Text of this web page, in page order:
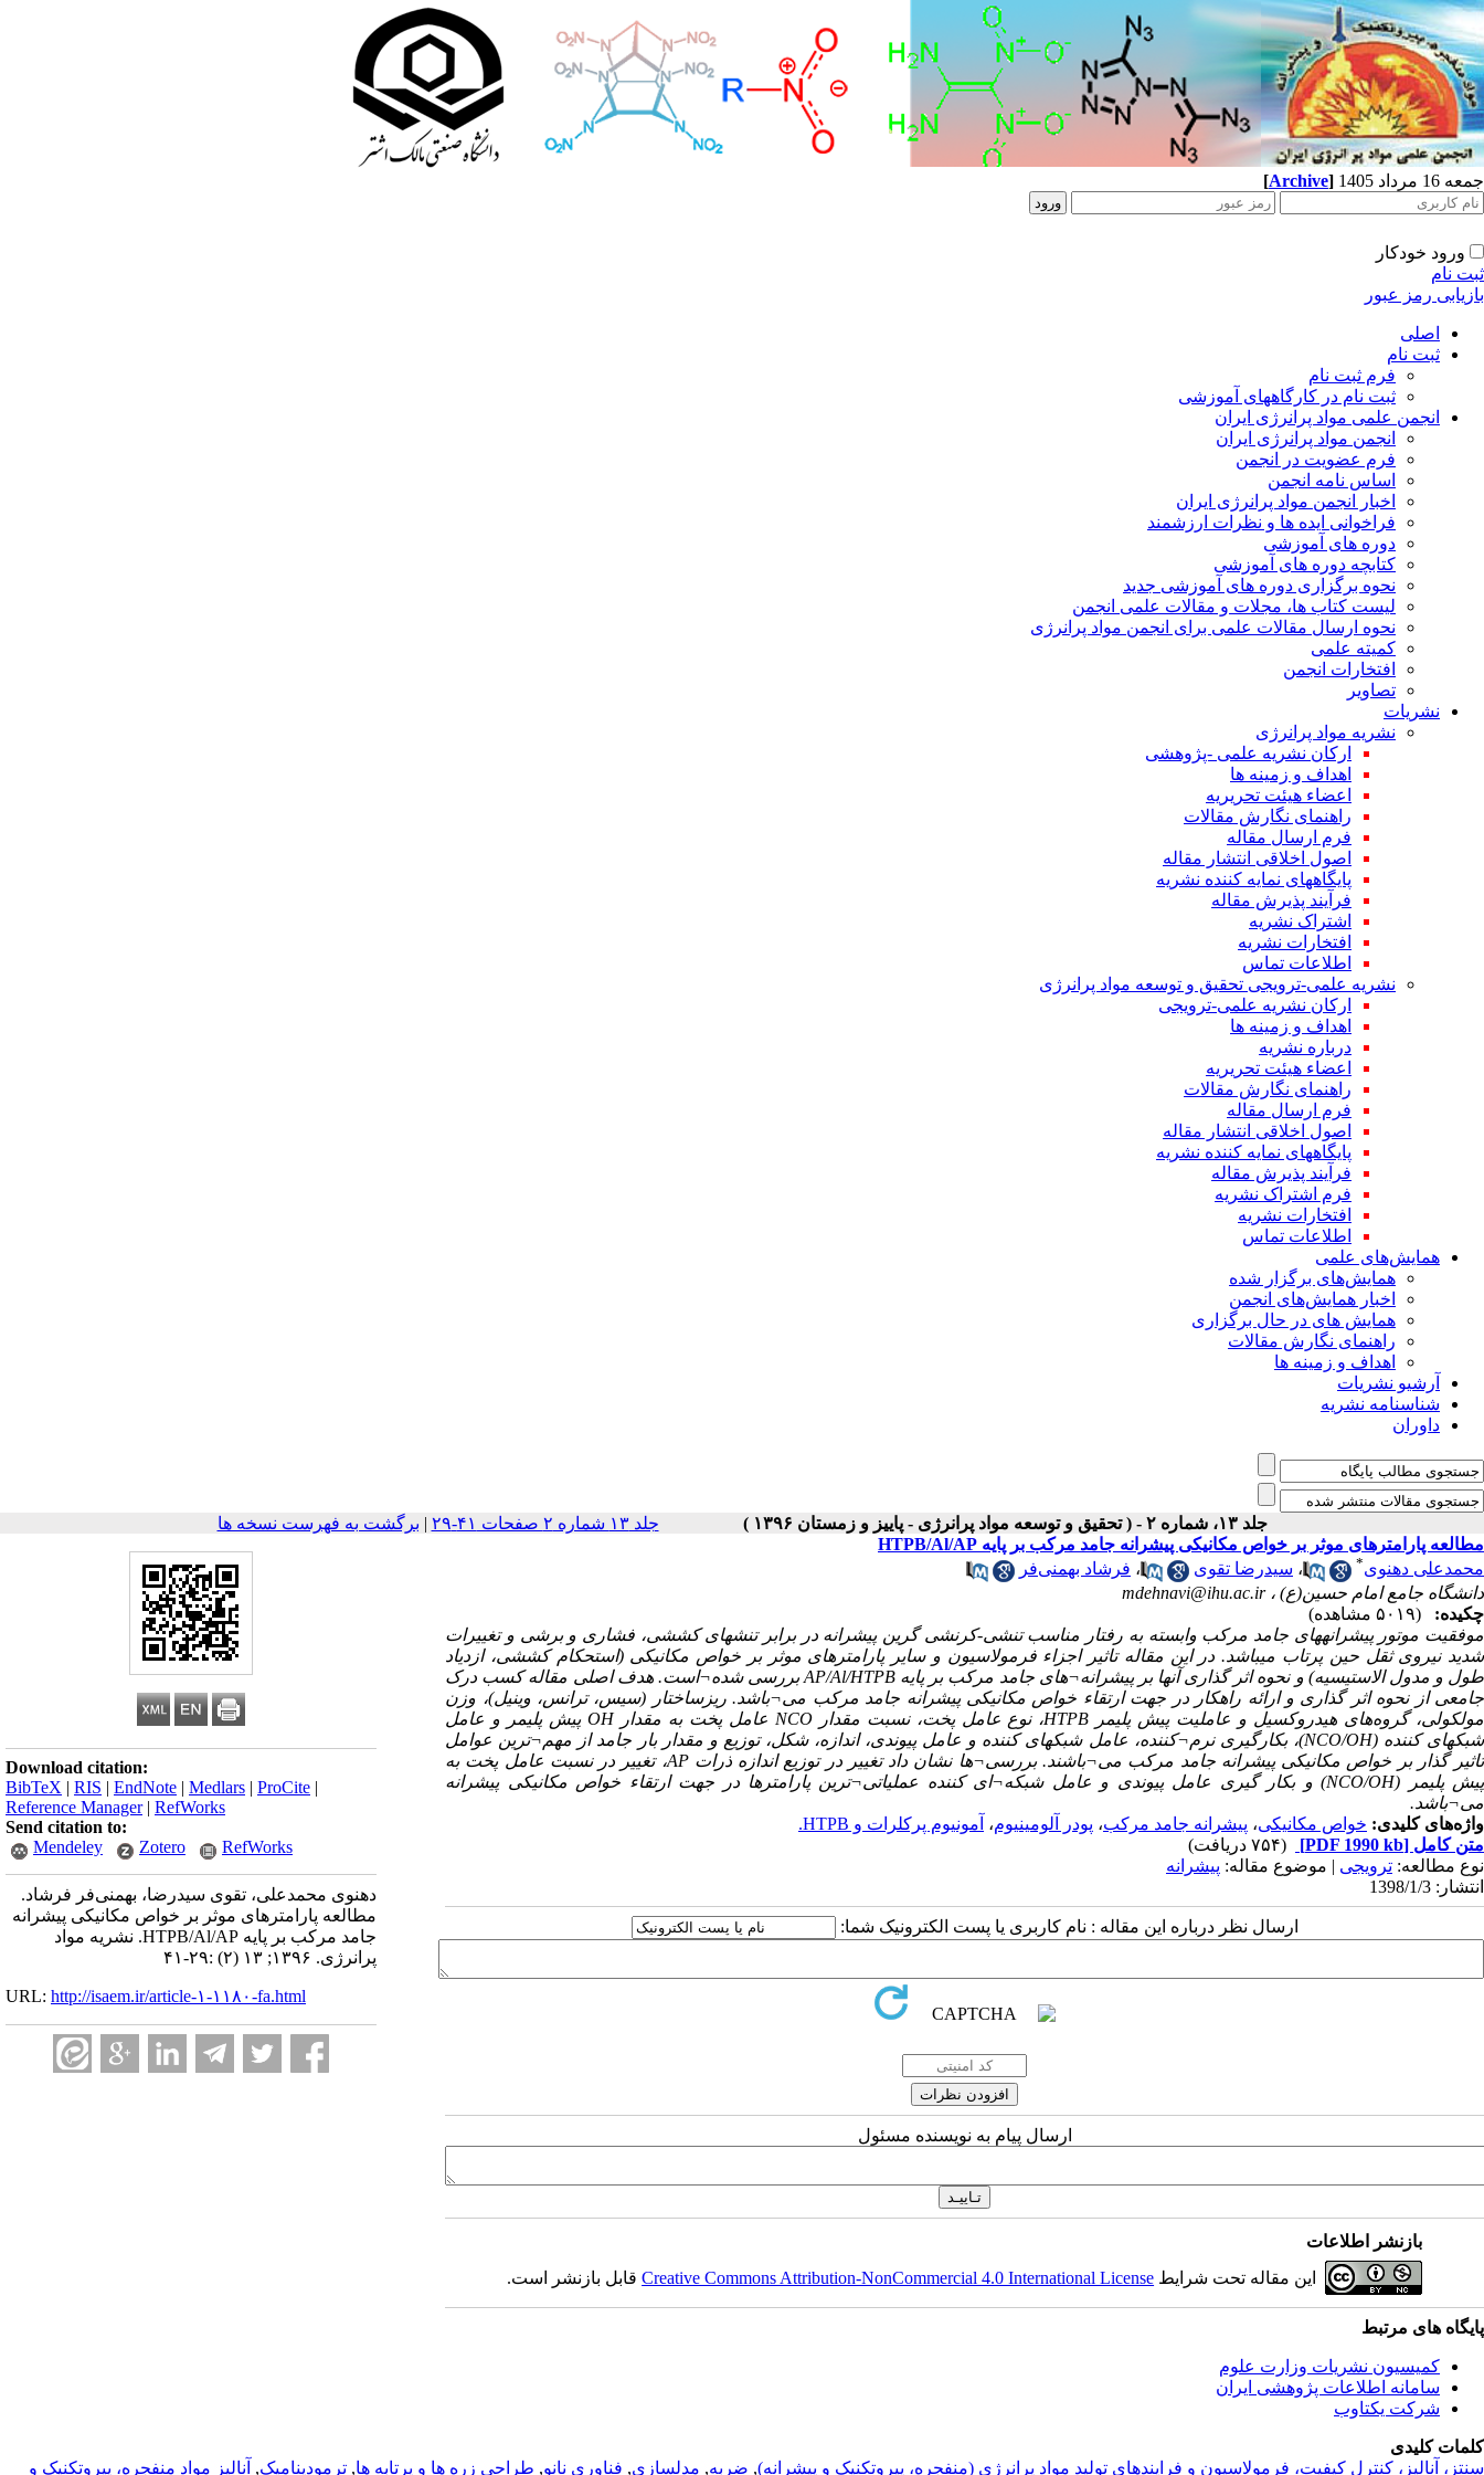
جمعه 16 مرداد 1405 [Archive]
ورود خودکار
ثبت نام
بازیابی رمز عبور
اصلی
ثبت نام
فرم ثبت نام
ثبت نام در کارگاههای آموزشی
انجمن علمی مواد پرانرژی ایران
انجمن مواد پرانرژی ایران
فرم عضویت در انجمن
اساس نامه انجمن
اخبار انجمن مواد پرانرژی ایران
فراخوانی ایده ها و نظرات ارزشمند
دوره های آموزشی
کتابچه دوره های آموزشی
نحوه برگزاری دوره های آموزشی جدید
لیست کتاب ها، مجلات و مقالات علمی انجمن
نحوه ارسال مقالات علمی برای انجمن مواد پرانرژی
کمیته علمی
افتخارات انجمن
تصاویر
نشریات
نشریه مواد پرانرژی
ارکان نشریه علمی -پژوهشی
اهداف و زمینه ها
اعضاء هیئت تحریریه
راهنمای نگارش مقالات
فرم ارسال مقاله
اصول اخلاقی انتشار مقاله
پایگاههای نمایه کننده نشریه
فرآیند پذیرش مقاله
اشتراک نشریه
افتخارات نشریه
اطلاعات تماس
نشریه علمی-ترویجی تحقیق و توسعه مواد پرانرژی
ارکان نشریه علمی-ترویجی
اهداف و زمینه ها
درباره نشریه
اعضاء هیئت تحریریه
راهنمای نگارش مقالات
فرم ارسال مقاله
اصول اخلاقی انتشار مقاله
پایگاههای نمایه کننده نشریه
فرآیند پذیرش مقاله
فرم اشتراک نشریه
افتخارات نشریه
اطلاعات تماس
همایش‌های علمی
همایش‌های برگزار شده
اخبار همایش‌های انجمن
همایش های در حال برگزاری
راهنمای نگارش مقالات
اهداف و زمینه ها
آرشیو نشریات
شناسنامه نشریه
داوران
جلد ۱۳، شماره ۲ - ( تحقیق و توسعه مواد پرانرژی - پاییز و زمستان ۱۳۹۶ ) جلد ۱۳ شماره ۲ صفحات ۴۱-۲۹ | برگشت به فهرست نسخه ها
Download citation:
BibTeX | RIS | EndNote | Medlars | ProCite |
Reference Manager| RefWorks
Send citation to:
Mendeley
Zotero RefWorks
دهنوی محمدعلی، تقوی سیدرضا، بهمنی‌فر فرشاد.
مطالعه پارامترهای موثر بر خواص مکانیکی پیشرانه
جامد مرکب بر پایه HTPB/Al/AP. نشریه مواد
پرانرژی. ۱۳۹۶; ۱۳ (۲) :۲۹-۴۱
URL: http://isaem.ir/article-۱-۱۱۸۰-fa.html
مطالعه پارامترهای موثر بر خواص مکانیکی پیشرانه جامد مرکب بر پایه HTPB/Al/AP
محمدعلی دهنوی* ، سیدرضا تقوی ، فرشاد بهمنی‌فر
دانشگاه جامع امام حسین(ع) ،mdehnavi@ihu.ac.ir
چکیده:
(۵۰۱۹ مشاهده)
موفقیت موتور پیشرانههای جامد مرکب وابسته به رفتار مناسب تنشی-کرنشی گرین پیشرانه در برابر تنشهای کششی، فشاری و برشی و تغییرات
شدید نیروی ثقل حین پرتاب میباشد. در این مقاله تاثیر اجزاء فرمولاسیون و سایر پارامتر های موثر بر خواص مکانیکی (استحکام کششی، ازدیاد
طول و مدول الاستیسیه) و نحوه اثر گذاری آنها بر پیشرانه¬های جامد مرکب بر پایه AP/Al/HTPBبررسی شده¬است. هدف اصلی مقاله کسب درک
جامعی از نحوه اثر گذاری و ارائه راه­کار در جهت ارتقاء خواص مکانیکی پیشرانه جامد مرکب می¬باشد. ریزساختار (سیس، ترانس، وینیل)، وزن
مولکولی، گروه‌های هیدروکسیل و عاملیت پیش پلیمر HTPB، نوع عامل پخت، نسبت مقدارNCO عامل پخت به مقدارOH پیش پلیمر و عامل
شبکه­ای کننده (NCO/OH)، بکارگیری نرم¬کننده، عامل شبکه­ای کننده و عامل پیوندی، اندازه، شکل، توزیع و مقدار بار جامد از مهم¬ترین عوامل
تاثیر گذار بر خواص مکانیکی پیشرانه جامد مرکب می¬باشند. بررسی¬ها نشان داد تغییر در توزیع اندازه ذراتAP، تغییر در نسبت عامل پخت به
پیش پلیمر (NCO/OH
)و بکار گیری عامل پیوندی و عامل شبکه¬ای کننده عملیاتی¬ترین پارامترها در جهت ارتقاء خواص مکانیکی پیشرانه
می¬باشد.
واژه‌های کلیدی: خواص مکانیکی، پیشرانه جامد مرکب، پودر آلومینیوم، آمونیوم پرکلرات و HTPB.
متن کامل [PDF 1990 kb]
(۷۵۴ دریافت)
نوع مطالعه: ترویجی | موضوع مقاله: پیشرانه
انتشار: 1398/1/3
ارسال نظر درباره این مقاله : نام کاربری یا پست الکترونیک شما:
ارسال پیام به نویسنده مسئول
بازنشر اطلاعات
این مقاله تحت شرایط Creative Commons Attribution-NonCommercial 4.0 International Licenseقابل بازنشر است.
پایگاه های مرتبط
کمیسیون نشریات وزارت علوم
سامانه اطلاعات پژوهشی ایران
شرکت یکتاوب
کلمات کلیدی
سنتز، آناليز، کنترل کيفيت، فرمولاسيون و فرايندهاي توليد مواد پرانرژی (منفجره، پيروتکنيک و پيشرانه), ضربه, مدلسازی, فناوری نانو, طراحی زره ها و پرتابه ها, ترمودینامیک, آناليز مواد منفجره، پیروتکنیک و